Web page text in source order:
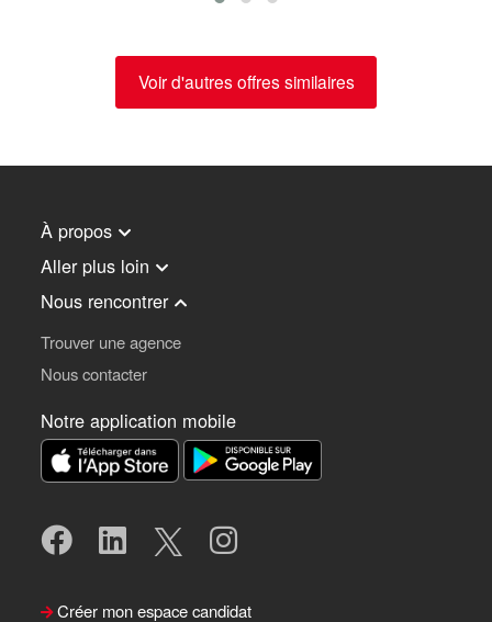
Voir d'autres offres similaires
À propos
Aller plus loin
Nous rencontrer
Trouver une agence
Nous contacter
Notre application mobile
Créer mon espace candidat